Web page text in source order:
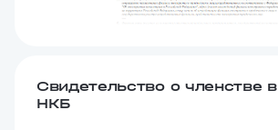
Свидетельство о членстве в
НКБ